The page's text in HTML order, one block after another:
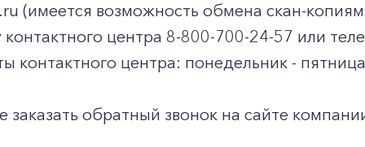
(имеется возможность обмена скан-
контактного центра 8-800-700-24-57 или
контактного центра: понедельник -
заказать обратный звонок на сайте